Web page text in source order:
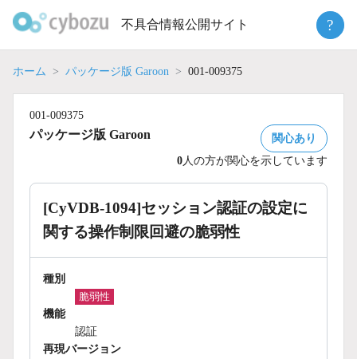
不具合情報公開サイト ?
ホーム パッケージ版 Garoon 001-009375
001-009375
パッケージ版 Garoon
関心あり
0 人の方が関心を示しています
[CyVDB-1094]セッション認証の設定に
関する操作制限回避の脆弱性
種別
脆弱性
機能
認証
再現バージョン